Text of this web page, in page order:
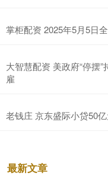
掌柜配资 2025年5月5日
大智慧配资 美政府“停摆
雇
老钱庄 京东盛际小贷50
最新文章